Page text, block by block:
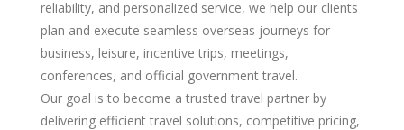
reliability, and personalized service, we help our clients
plan and execute seamless overseas journeys for
business, leisure, incentive trips, meetings,
conferences, and official government travel.
Our goal is to become a trusted travel partner by
delivering efficient travel solutions, competitive pricing,